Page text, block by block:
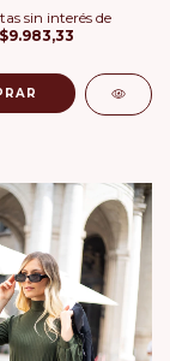
sin interés de
$9.983,33